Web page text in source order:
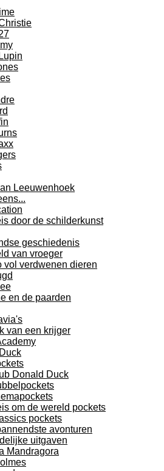
Leeuwenhoek
door de schilderkunst
geschiedenis
van vroeger
vol verdwenen dieren
en de paarden
van een krijger
Donald Duck
om de wereld pockets
pockets
avonturen
uitgaven
Mandragora